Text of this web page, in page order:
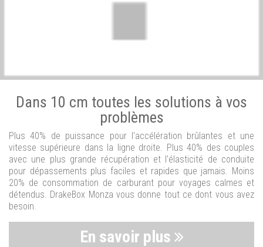
Dans 10 cm toutes les solutions à vos
problèmes
Plus 40% de puissance pour l'accélération brûlantes et une
vitesse supérieure dans la ligne droite. Plus 40% des couples
avec une plus grande récupération et l'élasticité de conduite
pour dépassements plus faciles et rapides que jamais. Moins
20% de consommation de carburant pour voyages calmes et
détendus. DrakeBox Monza vous donne tout ce dont vous avez
besoin.
En savoir plus